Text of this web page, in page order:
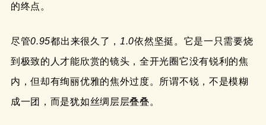
的终点。
尽管0.95都出来很久了， 1.0依然坚挺。它是一只需要烧
到极致的人才能欣赏的镜头，全开光圈它没有锐利的焦
内，但却有绚丽优雅的焦外过度。所谓不锐，不是模糊
成一团，而是犹如丝绸层层叠叠。